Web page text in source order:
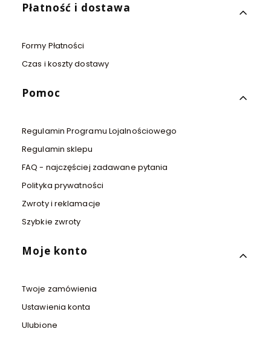
Płatność i dostawa
Formy Płatności
Czas i koszty dostawy
Pomoc
Regulamin Programu Lojalnościowego
Regulamin sklepu
FAQ - najczęściej zadawane pytania
Polityka prywatności
Zwroty i reklamacje
Szybkie zwroty
Moje konto
Twoje zamówienia
Ustawienia konta
Ulubione